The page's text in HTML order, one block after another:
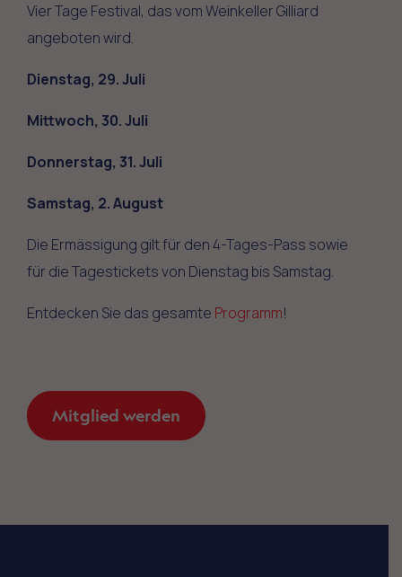
Vier Tage Festival, das vom Weinkeller Gilliard
angeboten wird.
Dienstag, 29. Juli
Mittwoch, 30. Juli
Donnerstag, 31. Juli
Samstag, 2. August
Die Ermässigung gilt für den 4-Tages-Pass sowie
für die Tagestickets von Dienstag bis Samstag.
Entdecken Sie das gesamte Programm!
Mitglied werden